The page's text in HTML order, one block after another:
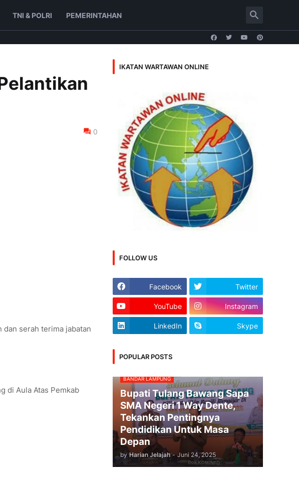
TNI & POLRI PEMERINTAHAN
0
serah terima jabatan
di Aula Atas Pemkab
IKATAN WARTAWAN ONLINE
FOLLOW US
Facebook Twitter
YouTube Instagram
LinkedIn Skype
POPULAR POSTS
BANDAR LAMPUNG
Bupati Tulang Bawang Sapa
SMA Negeri 1 Way Dente,
Tekankan Pentingnya
Pendidikan Untuk Masa
Depan
by Harian Jelajah - Juni 24, 2025